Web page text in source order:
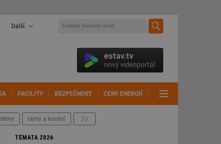
Další
estav.tv
nový videoportál
FACILITY BEZPEČNOST CENY ENERGIÍ
rámy a kování
TÉMATA 2026